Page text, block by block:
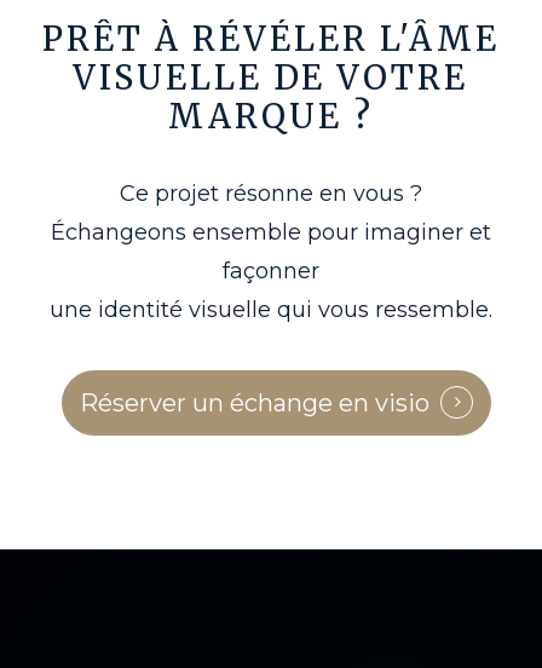
PRÊT À RÉVÉLER L'ÂME
VISUELLE DE VOTRE
MARQUE ?
Ce projet résonne en vous ?
Échangeons ensemble pour imaginer et
façonner
une identité visuelle qui vous ressemble.
Réserver un échange en visio